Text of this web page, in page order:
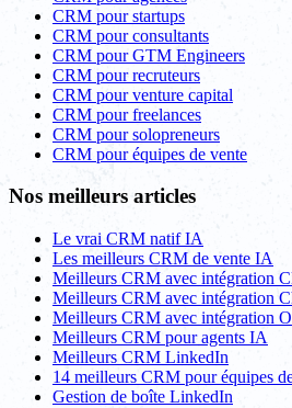
CRM pour startups
CRM pour consultants
CRM pour GTM Engineers
CRM pour recruteurs
CRM pour venture capital
CRM pour freelances
CRM pour solopreneurs
CRM pour équipes de vente
Nos meilleurs articles
Le vrai CRM natif IA
Les meilleurs CRM de vente IA
Meilleurs CRM avec intégration
Meilleurs CRM avec intégration
Meilleurs CRM avec intégration
Meilleurs CRM pour agents IA
Meilleurs CRM LinkedIn
14 meilleurs CRM pour équipes
Gestion de boîte LinkedIn